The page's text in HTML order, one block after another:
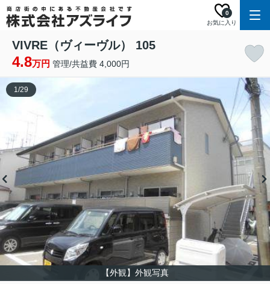
お気に入り
0
VIVRE（ヴィーヴル） 105
4.8万円 管理/共益費 4,000円
【外観】外観写真
1/29